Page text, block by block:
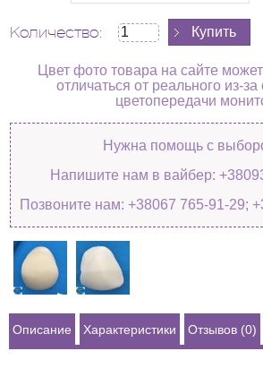
Количество:
Цвет фото товара на сайте
отличаться от реального из-
цветопередачи
Нужна помощь с
Напишите нам в вайбер:
Позвоните нам: +38067 765-91-29;
Описание Характеристики Отзывов (0)